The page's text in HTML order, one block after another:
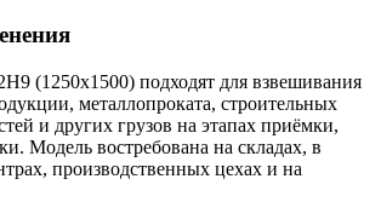
(1250х1500) подходят для взвешивания
металлопроката, строительных
и других грузов на этапах приёмки,
Модель востребована на складах, в
производственных цехах и на